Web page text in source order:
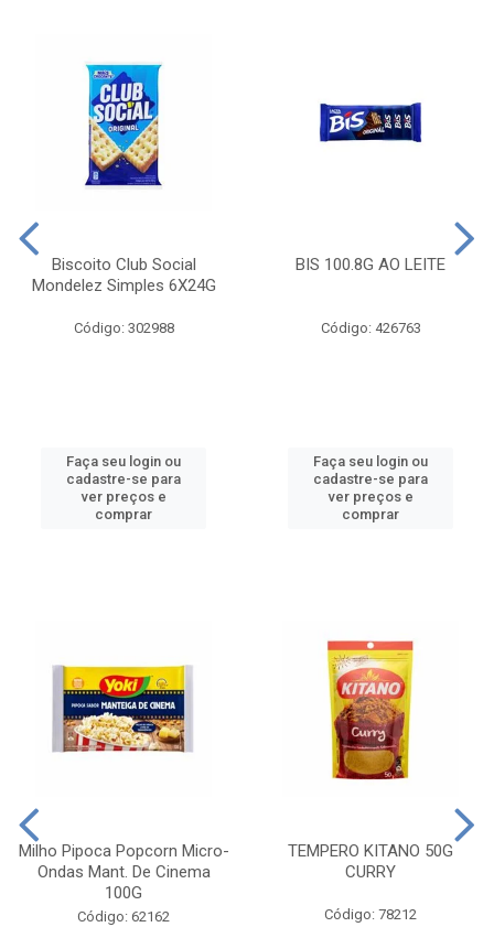
Biscoito Club Social
Mondelez Simples 6X24G
Código: 302988
Faça seu login ou
cadastre-se para
ver preços e
comprar
BIS 100.8G AO LEITE
Código: 426763
Faça seu login ou
cadastre-se para
ver preços e
comprar
Milho Pipoca Popcorn Micro-
Ondas Mant. De Cinema
100G
Código: 62162
TEMPERO KITANO 50G
CURRY
Código: 78212